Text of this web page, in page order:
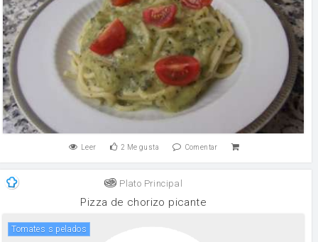
Leer 2 Me gusta Comentar
Plato Principal
Pizza de chorizo picante
Tomates s pelados